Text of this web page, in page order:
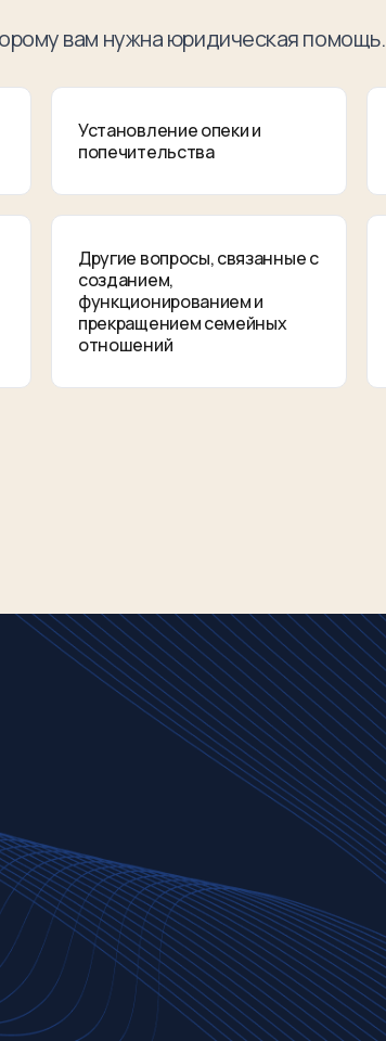
вам нужна юридическая помощь.
Установление опеки и
попечительства
Другие вопросы, связанные с
созданием,
функционированием и
прекращением семейных
отношений